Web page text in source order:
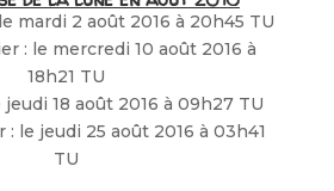
mardi 2 août 2016 à 20h45 TU
: le mercredi 10 août 2016 à
18h21 TU
jeudi 18 août 2016 à 09h27 TU
le jeudi 25 août 2016 à 03h41
TU